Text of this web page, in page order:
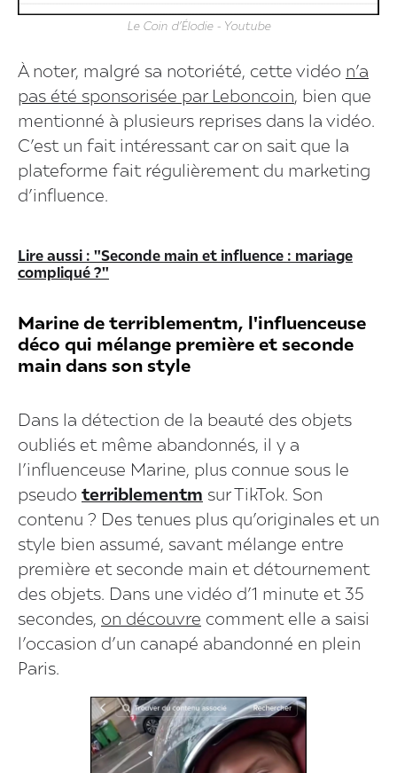
Le Coin d’Élodie - Youtube
À noter, malgré sa notoriété, cette vidéo n’a
pas été sponsorisée par Leboncoin, bien que
mentionné à plusieurs reprises dans la vidéo.
C’est un fait intéressant car on sait que la
plateforme fait régulièrement du marketing
d’influence.
Lire aussi : "Seconde main et influence : mariage
compliqué ?"
Marine de terriblementm, l'influenceuse
déco qui mélange première et seconde
main dans son style
Dans la détection de la beauté des objets
oubliés et même abandonnés, il y a
l’influenceuse Marine, plus connue sous le
pseudo terriblementm sur TikTok. Son
contenu ? Des tenues plus qu’originales et un
style bien assumé, savant mélange entre
première et seconde main et détournement
des objets. Dans une vidéo d’1 minute et 35
secondes, on découvre comment elle a saisi
l’occasion d’un canapé abandonné en plein
Paris.